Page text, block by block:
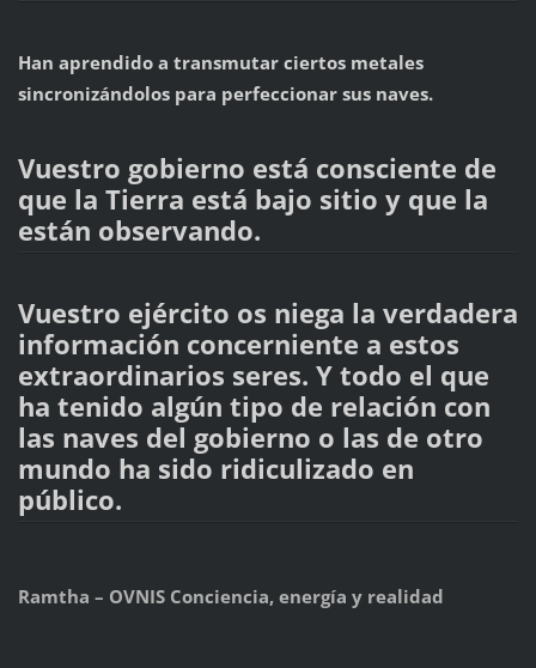
Han aprendido a transmutar ciertos metales
sincronizándolos para perfeccionar sus naves.
Vuestro gobierno está consciente de
que la Tierra está bajo sitio y que la
están observando.
Vuestro ejército os niega la verdadera
información concerniente a estos
extraordinarios seres. Y todo el que
ha tenido algún tipo de relación con
las naves del gobierno o las de otro
mundo ha sido ridiculizado en
público.
Ramtha – OVNIS Conciencia, energía y realidad